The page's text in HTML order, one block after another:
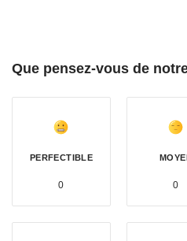
Que pensez-vous de
PERFECTIBLE
0 0